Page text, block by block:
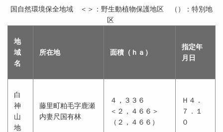
地
域
名
所在地 面積（ｈａ）
指定年
月日
国自然環境保全地域 ＜＞：野生動植物保護地区 （）：特別地
区
白
神
山
地
藤里町粕毛字鹿瀬
内妻尺国有林
４，３３６
＜２，４６６＞
（２，４６６）
Ｈ４．
７．１
０